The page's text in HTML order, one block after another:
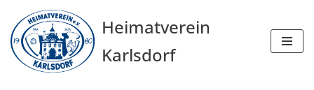
Zum
Inhalt
springen
Heimatverein
Karlsdorf